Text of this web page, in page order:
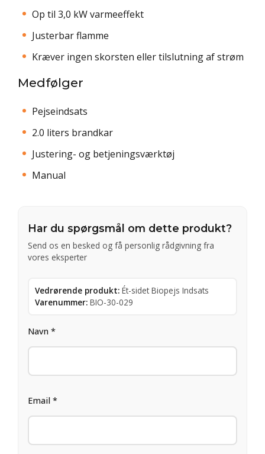
Op til 3,0 kW varmeeffekt
Justerbar flamme
Kræver ingen skorsten eller tilslutning af strøm
Medfølger
Pejseindsats
2.0 liters brandkar
Justering- og betjeningsværktøj
Manual
Har du spørgsmål om dette produkt?
Send os en besked og få personlig rådgivning fra
vores eksperter
Vedrørende produkt: Ét-sidet Biopejs Indsats
Varenummer: BIO-30-029
Navn *
Email *